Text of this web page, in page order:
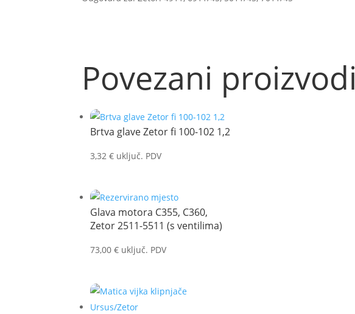
Povezani proizvodi
Brtva glave Zetor fi 100-102 1,2
3,32€ uključ. PDV
Glava motora C355, C360,
Zetor 2511-5511 (s ventilima)
73,00€ uključ. PDV